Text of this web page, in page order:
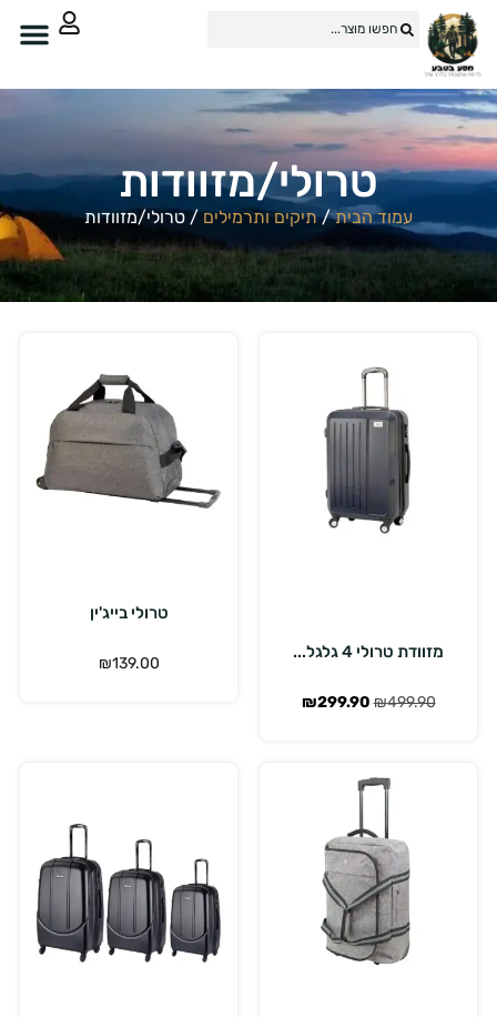
טרולי/מזוודות
עמוד הבית/תיקים ותרמילים/ טרולי/מזוודות
מזוודת טרולי 4 גלגל...
₪499.90
₪299.90
טרולי בייג'ין
₪139.00